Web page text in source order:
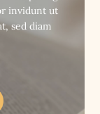
invidunt ut
sed diam